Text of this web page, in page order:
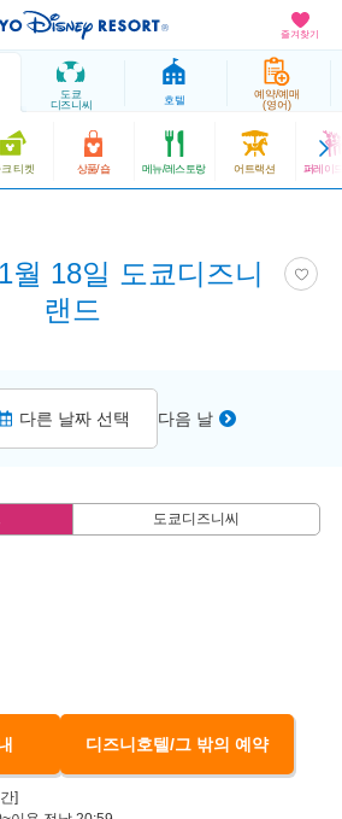
즐겨찾기
도쿄
디즈니씨
호텔
예약/예매
(영어)
티켓 상품/숍 메뉴/레스토랑 어트랙션 퍼레이
월 18일 도쿄디즈니
랜드
다른 날짜 선택 다음 날
도쿄디즈니씨
디즈니호텔/그 밖의 예약
]